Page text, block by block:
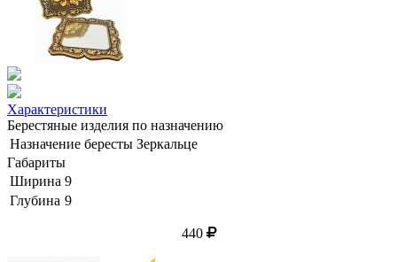
Характеристики
Берестяные изделия по назначению
Назначение бересты Зеркальце
Габариты
Ширина 9
Глубина 9
440